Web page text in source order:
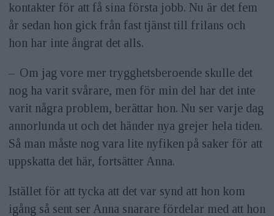
kontakter för att få sina första jobb. Nu är det fem
år sedan hon gick från fast tjänst till frilans och
hon har inte ångrat det alls.
– Om jag vore mer trygghetsberoende skulle det
nog ha varit svårare, men för min del har det inte
varit några problem, berättar hon. Nu ser varje dag
annorlunda ut och det händer nya grejer hela tiden.
Så man måste nog vara lite nyfiken på saker för att
uppskatta det här, fortsätter Anna.
Istället för att tycka att det var synd att hon kom
igång så sent ser Anna snarare fördelar med att hon